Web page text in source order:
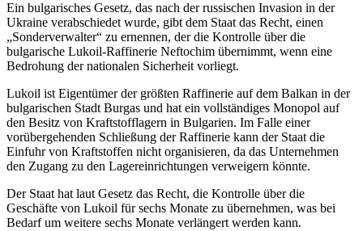
Ein bulgarisches Gesetz, das nach der russischen Invasion in der
Ukraine verabschiedet wurde, gibt dem Staat das Recht, einen
„Sonderverwalter“ zu ernennen, der die Kontrolle über die
bulgarische Lukoil-Raffinerie Neftochim übernimmt, wenn eine
Bedrohung der nationalen Sicherheit vorliegt.
Lukoil ist Eigentümer der größten Raffinerie auf dem Balkan in der
bulgarischen Stadt Burgas und hat ein vollständiges Monopol auf
den Besitz von Kraftstofflagern in Bulgarien. Im Falle einer
vorübergehenden Schließung der Raffinerie kann der Staat die
Einfuhr von Kraftstoffen nicht organisieren, da das Unternehmen
den Zugang zu den Lagereinrichtungen verweigern könnte.
Der Staat hat laut Gesetz das Recht, die Kontrolle über die
Geschäfte von Lukoil für sechs Monate zu übernehmen, was bei
Bedarf um weitere sechs Monate verlängert werden kann.